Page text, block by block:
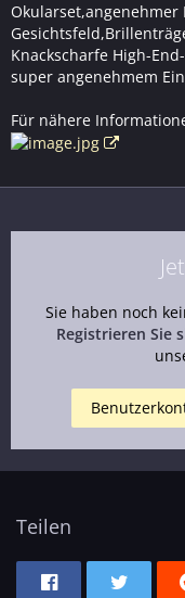
Okularset,angenehmer
Knackscharfe High-
super angenehmem
Für nähere
Sie haben noch
Registrieren Sie
Teilen